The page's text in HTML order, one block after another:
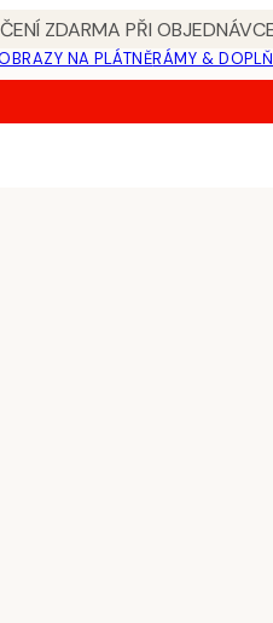
ZDARMA PŘI
NA PLÁTNĚRÁMY &